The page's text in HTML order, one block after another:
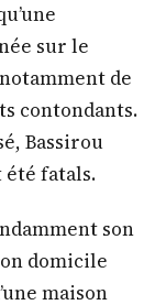
sur le
de
contondants.
Bassirou
été fatals.
son
domicile
maison